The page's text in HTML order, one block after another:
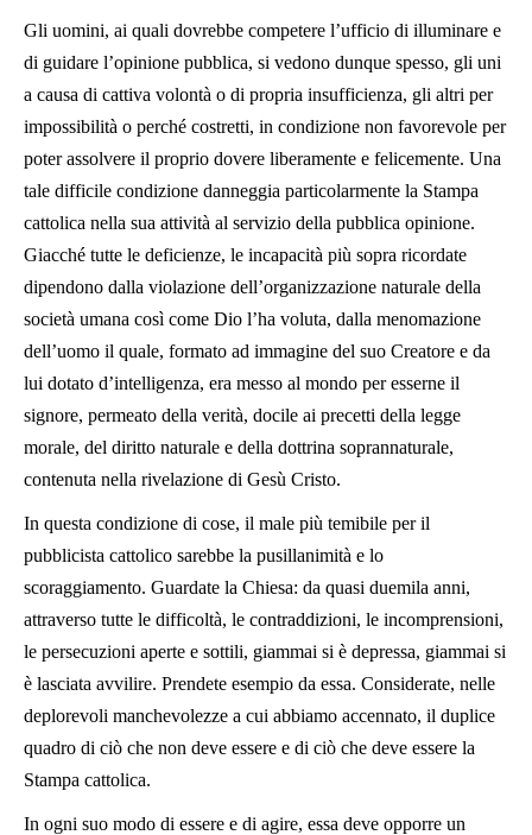
Gli uomini, ai quali dovrebbe competere l’ufficio di illuminare e
di guidare l’opinione pubblica, si vedono dunque spesso, gli uni
a causa di cattiva volontà o di propria insufficienza, gli altri per
impossibilità o perché costretti, in condizione non favorevole per
poter assolvere il proprio dovere liberamente e felicemente. Una
tale difficile condizione danneggia particolarmente la Stampa
cattolica nella sua attività al servizio della pubblica opinione.
Giacché tutte le deficienze, le incapacità più sopra ricordate
dipendono dalla violazione dell’organizzazione naturale della
società umana così come Dio l’ha voluta, dalla menomazione
dell’uomo il quale, formato ad immagine del suo Creatore e da
lui dotato d’intelligenza, era messo al mondo per esserne il
signore, permeato della verità, docile ai precetti della legge
morale, del diritto naturale e della dottrina soprannaturale,
contenuta nella rivelazione di Gesù Cristo.
In questa condizione di cose, il male più temibile per il
pubblicista cattolico sarebbe la pusillanimità e lo
scoraggiamento. Guardate la Chiesa: da quasi duemila anni,
attraverso tutte le difficoltà, le contraddizioni, le incomprensioni,
le persecuzioni aperte e sottili, giammai si è depressa, giammai si
è lasciata avvilire. Prendete esempio da essa. Considerate, nelle
deplorevoli manchevolezze a cui abbiamo accennato, il duplice
quadro di ciò che non deve essere e di ciò che deve essere la
Stampa cattolica.
In ogni suo modo di essere e di agire, essa deve opporre un